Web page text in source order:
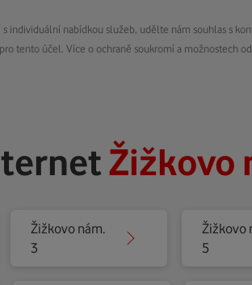
individuální nabídkou služeb, udělte nám souhlas s
tento účel. Více o ochraně soukromí a možnostech
Žižkovo
Žižkovo nám.
3
Žižkovo
5